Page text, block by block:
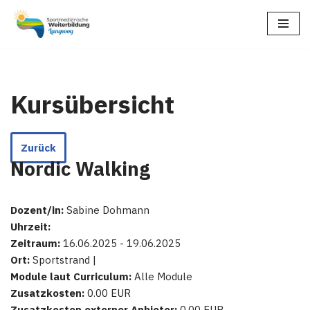
Kursübersicht
Zurück
Nordic Walking
Dozent/in: Sabine Dohmann
Uhrzeit:
Zeitraum: 16.06.2025 - 19.06.2025
Ort: Sportstrand |
Module laut Curriculum: Alle Module
Zusatzkosten: 0.00 EUR